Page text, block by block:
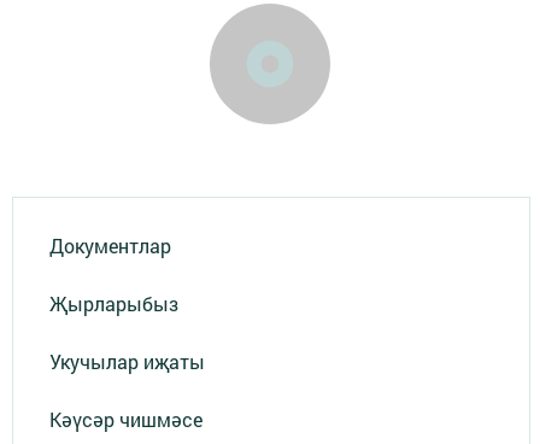
Документлар
Җырларыбыз
Укучылар иҗаты
Кәүсәр чишмәсе